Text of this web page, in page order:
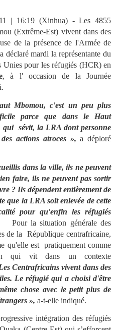
| 16:19 (Xinhua) - Les 4855
(Extrême-Est) vivent dans des
de la présence de l'Armée de
déclaré mardi la représentante du
Unies pour les réfugiés (HCR) en
, à l' occasion de la Journée
Mbomou, c'est un peu plus
parce que dans le Haut
qui sévit, la LRA dont personne
actions atroces », a déploré
dans la ville, ils ne peuvent
faire, ils ne peuvent pas sortir
? Ils dépendent entièrement de
que la LRA soit enlevée de cette
pour qu'enfin les réfugiés
Pour la situation générale des
de la République centrafricaine,
qu'elle est pratiquement comme
qui vit dans un contexte
Centrafricains vivent dans des
Le réfugié qui a choisi d'être
chose avec le petit plus de
», a-t-elle indiqué.
intégration des réfugiés